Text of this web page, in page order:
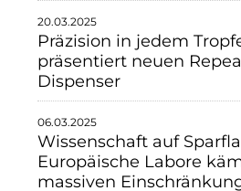
Staycity Group
Lilo
Über uns
Über SCRIVO Public
Kontakt
20.03.2025
Präzision in jedem
präsentiert neuen
Dispenser
06.03.2025
Wissenschaft auf
Europäische Labore
massiven